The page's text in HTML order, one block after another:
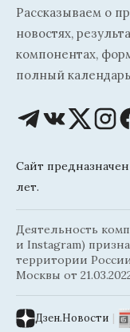
Рассказываем о
новостях,
компонентах,
полный
Сайт
лет.
Деятельность
и Instagram)
территории
Москвы от
Дзен.Новости |